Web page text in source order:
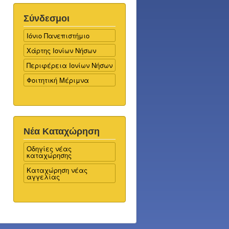
Σύνδεσμοι
Ιόνιο Πανεπιστήμιο
Χάρτης Ιονίων Νήσων
Περιφέρεια Ιονίων Νήσων
Φοιτητική Μέριμνα
Νέα Καταχώρηση
Οδηγίες νέας
καταχώρησης
Καταχώρηση νέας
αγγελίας